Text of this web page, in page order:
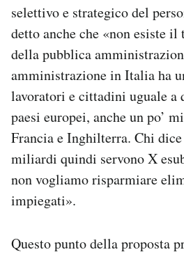
selettivo e strategico del
detto anche che «non esiste
della pubblica
amministrazione in Italia ha
lavoratori e cittadini uguale
paesi europei, anche un po’
Francia e Inghilterra. Chi
miliardi quindi servono X
non vogliamo risparmiare
impiegati».
Questo punto della proposta